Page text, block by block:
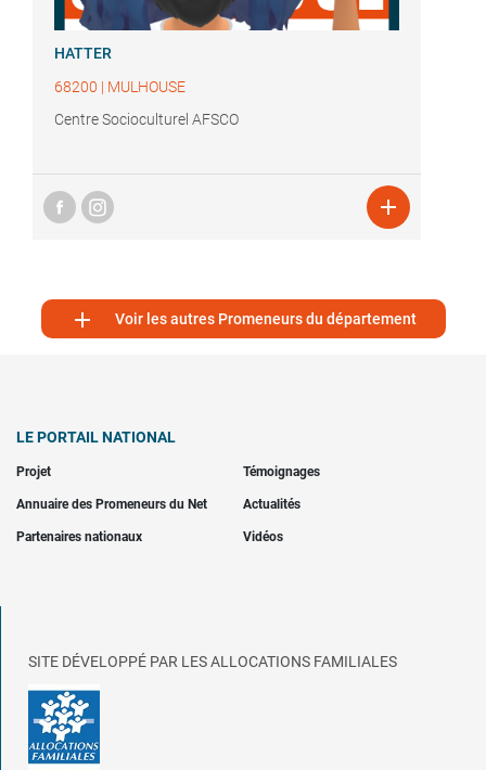
HATTER
68200 | MULHOUSE
Centre Socioculturel AFSCO

 Voir les autres Promeneurs du département
LE PORTAIL NATIONAL
Projet Témoignages
Annuaire des Promeneurs du Net Actualités
Partenaires nationaux Vidéos
SITE DÉVELOPPÉ PAR LES ALLOCATIONS FAMILIALES